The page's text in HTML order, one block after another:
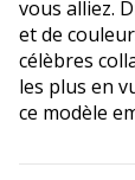
vous alliez.
et de
célèbres
les plus en
ce modèle